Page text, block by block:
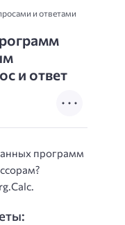
и ответами
и ответ
программ